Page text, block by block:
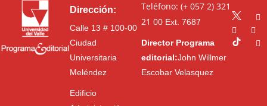
Dirección:
Calle 13 # 100-00
Ciudad
Universitaria
Meléndez
Edificio
Teléfono: (+ 057 2) 321
21 00Ext. 7687
Director Programa
editorial:John Willmer
Escobar Velasquez